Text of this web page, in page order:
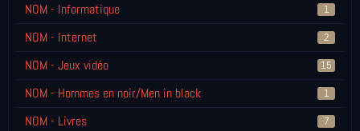
NOM - Informatique 1
NOM - Internet 2
NOM - Jeux vidéo 15
NOM - Hommes en noir/Men in black 1
NOM - Livres 7